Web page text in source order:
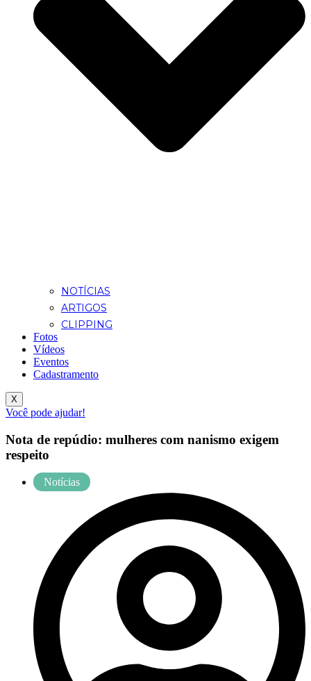
NOTÍCIAS
ARTIGOS
CLIPPING
Fotos
Vídeos
Eventos
Cadastramento
X
Você pode ajudar!
Nota de repúdio: mulheres com nanismo exigem
respeito
Notícias